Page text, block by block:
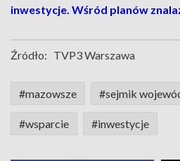
inwestycje. Wśród planów
Źródło: TVP3 Warszawa
#mazowsze #sejmik
#wsparcie #inwestycje